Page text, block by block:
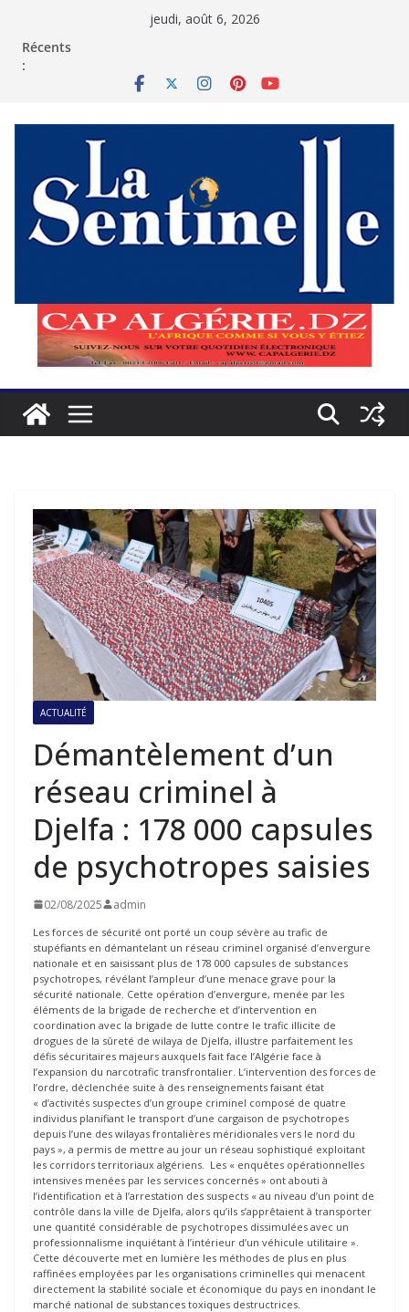
jeudi, août 6, 2026
Récents
:
ACTUALITÉ
Démantèlement d’un
réseau criminel à
Djelfa : 178 000 capsules
de psychotropes saisies
02/08/2025 admin
Les forces de sécurité ont porté un coup sévère au trafic de
stupéfiants en démantelant un réseau criminel organisé d’envergure
nationale et en saisissant plus de 178 000 capsules de substances
psychotropes, révélant l’ampleur d’une menace grave pour la
sécurité nationale. Cette opération d’envergure, menée par les
éléments de la brigade de recherche et d’intervention en
coordination avec la brigade de lutte contre le trafic illicite de
drogues de la sûreté de wilaya de Djelfa, illustre parfaitement les
défis sécuritaires majeurs auxquels fait face l’Algérie face à
l’expansion du narcotrafic transfrontalier. L’intervention des forces de
l’ordre, déclenchée suite à des renseignements faisant état
« d’activités suspectes d’un groupe criminel composé de quatre
individus planifiant le transport d’une cargaison de psychotropes
depuis l’une des wilayas frontalières méridionales vers le nord du
pays », a permis de mettre au jour un réseau sophistiqué exploitant
les corridors territoriaux algériens. Les « enquêtes opérationnelles
intensives menées par les services concernés » ont abouti à
l’identification et à l’arrestation des suspects « au niveau d’un point de
contrôle dans la ville de Djelfa, alors qu’ils s’apprêtaient à transporter
une quantité considérable de psychotropes dissimulées avec un
professionnalisme inquiétant à l’intérieur d’un véhicule utilitaire ».
Cette découverte met en lumière les méthodes de plus en plus
raffinées employées par les organisations criminelles qui menacent
directement la stabilité sociale et économique du pays en inondant le
marché national de substances toxiques destructrices.